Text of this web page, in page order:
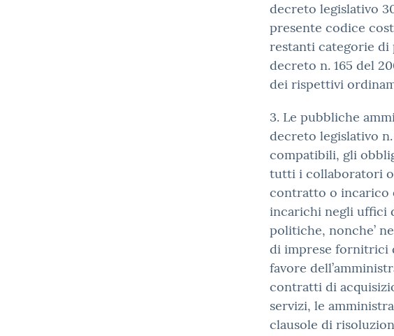
decreto legislativo
presente codice
restanti categorie di
decreto n. 165 del
dei rispettivi
3. Le pubbliche
decreto legislativo
compatibili, gli
tutti i collaboratori
contratto o incarico
incarichi negli uffici
politiche, nonche’
di imprese fornitrici
favore
contratti di
servizi, le
clausole di